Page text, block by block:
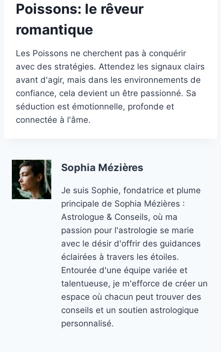
Poissons: le rêveur
romantique
Les Poissons ne cherchent pas à conquérir
avec des stratégies. Attendez les signaux clairs
avant d'agir, mais dans les environnements de
confiance, cela devient un être passionné. Sa
séduction est émotionnelle, profonde et
connectée à l'âme.
Sophia Mézières
Je suis Sophie, fondatrice et plume
principale de Sophia Mézières :
Astrologue & Conseils, où ma
passion pour l'astrologie se marie
avec le désir d'offrir des guidances
éclairées à travers les étoiles.
Entourée d'une équipe variée et
talentueuse, je m'efforce de créer un
espace où chacun peut trouver des
conseils et un soutien astrologique
personnalisé.